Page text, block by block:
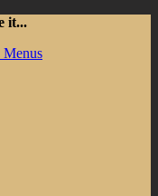
it...
Menus